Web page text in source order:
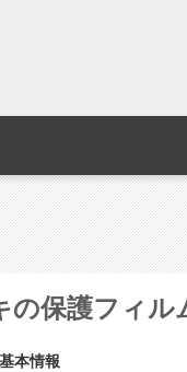
保護フィル
基本情報